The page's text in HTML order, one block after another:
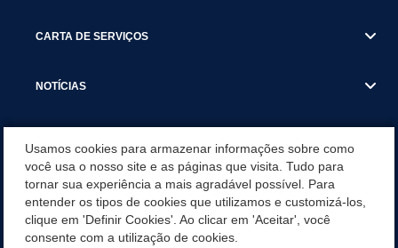
CARTA DE SERVIÇOS
NOTÍCIAS
VISITE SÃO VICENTE
INSTITUCIONAL
Usamos cookies para armazenar informações sobre como
você usa o nosso site e as páginas que visita. Tudo para
tornar sua experiência a mais agradável possível. Para
entender os tipos de cookies que utilizamos e customizá-los,
clique em 'Definir Cookies'. Ao clicar em 'Aceitar', você
consente com a utilização de cookies.